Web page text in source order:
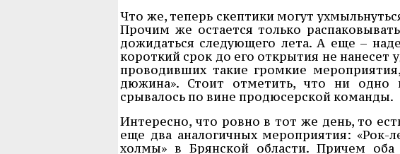
Что же, теперь скептики могут
Прочим же остается только
дожидаться следующего лета. А еще –
короткий срок до его открытия не нанесет
проводивших такие громкие
дюжина». Стоит отметить, что ни одно
срывалось по вине продюсерской команды.
Интересно, что ровно в тот же день, то
еще два аналогичных мероприятия:
холмы» в Брянской области. Причем